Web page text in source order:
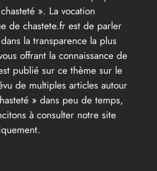
». La vocation
de chastete.fr est de parler
la transparence la plus
offrant la connaissance de
publié sur ce thème sur le
de multiples articles autour
» dans peu de temps,
à consulter notre site